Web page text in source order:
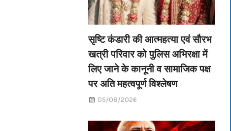
सृष्टि कंडारी की आत्महत्या एवं सौरभ
खत्री परिवार को पुलिस अभिरक्षा में
लिए जाने के कानूनी व सामाजिक पक्ष
पर अति महत्वपूर्ण विश्लेषण
05/08/2026